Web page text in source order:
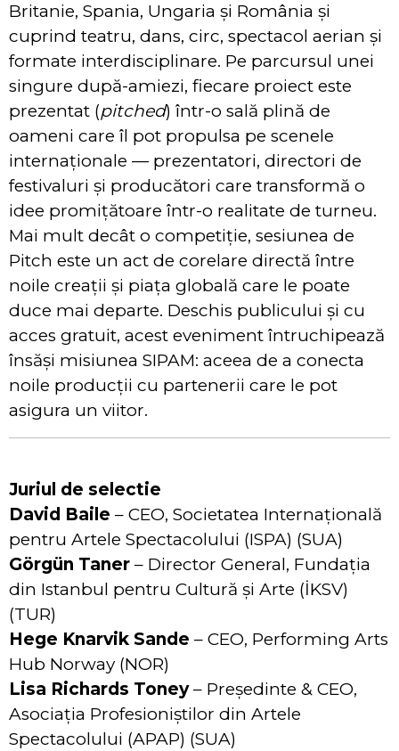
Britanie, Spania, Ungaria și România și
cuprind teatru, dans, circ, spectacol aerian și
formate interdisciplinare. Pe parcursul unei
singure după-amiezi, fiecare proiect este
prezentat (pitched) într-o sală plină de
oameni care îl pot propulsa pe scenele
internaționale — prezentatori, directori de
festivaluri și producători care transformă o
idee promițătoare într-o realitate de turneu.
Mai mult decât o competiție, sesiunea de
Pitch este un act de corelare directă între
noile creații și piața globală care le poate
duce mai departe. Deschis publicului și cu
acces gratuit, acest eveniment întruchipează
însăși misiunea SIPAM: aceea de a conecta
noile producții cu partenerii care le pot
asigura un viitor.
Juriul de selectie
David Baile – CEO, Societatea Internațională
pentru Artele Spectacolului (ISPA) (SUA)
Görgün Taner – Director General, Fundația
din Istanbul pentru Cultură și Arte (İKSV)
(TUR)
Hege Knarvik Sande – CEO, Performing Arts
Hub Norway (NOR)
Lisa Richards Toney– Președinte & CEO,
Asociația Profesioniștilor din Artele
Spectacolului (APAP) (SUA)